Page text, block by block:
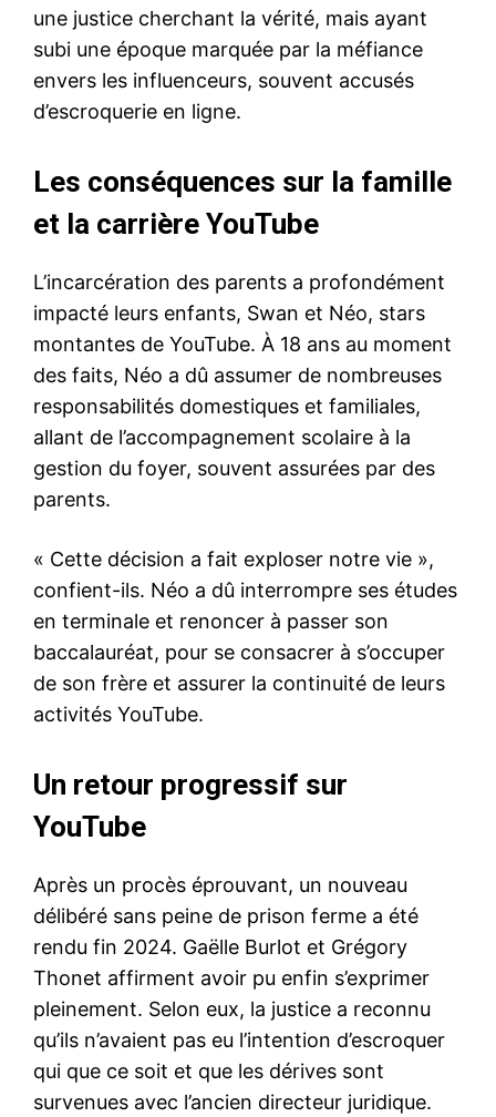
une justice cherchant la vérité, mais ayant
subi une époque marquée par la méfiance
envers les influenceurs, souvent accusés
d’escroquerie en ligne.
Les conséquences sur la famille
et la carrière YouTube
L’incarcération des parents a profondément
impacté leurs enfants, Swan et Néo, stars
montantes de YouTube. À 18 ans au moment
des faits, Néo a dû assumer de nombreuses
responsabilités domestiques et familiales,
allant de l’accompagnement scolaire à la
gestion du foyer, souvent assurées par des
parents.
« Cette décision a fait exploser notre vie »,
confient-ils. Néo a dû interrompre ses études
en terminale et renoncer à passer son
baccalauréat, pour se consacrer à s’occuper
de son frère et assurer la continuité de leurs
activités YouTube.
Un retour progressif sur
YouTube
Après un procès éprouvant, un nouveau
délibéré sans peine de prison ferme a été
rendu fin 2024. Gaëlle Burlot et Grégory
Thonet affirment avoir pu enfin s’exprimer
pleinement. Selon eux, la justice a reconnu
qu’ils n’avaient pas eu l’intention d’escroquer
qui que ce soit et que les dérives sont
survenues avec l’ancien directeur juridique.